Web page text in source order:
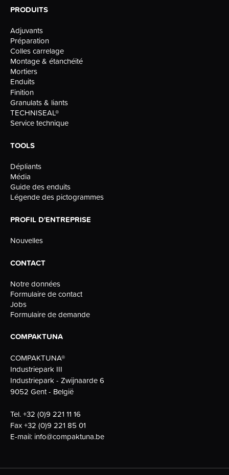
PRODUITS
Adjuvants
Préparation
Colles carrelage
Montage & étanchéité
Mortiers
Enduits
Finition
Granulats & liants
TECHNISEAL®
Service technique
TOOLS
Dépliants
Média
Guide des enduits
Légende des pictogrammes
PROFIL D'ENTREPRISE
Nouvelles
CONTACT
Notre données
Formulaire de contact
Jobs
Formulaire de demande
COMPAKTUNA
COMPAKTUNA®
Industriepark III
Industriepark - Zwijnaarde 6
9052 Gent - België
Tel.+32 (0)9 221 11 16
Fax+32 (0)9 221 85 01
E-mail: info@compaktuna.be